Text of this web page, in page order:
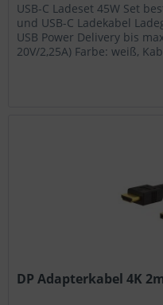
USB-C Ladeset 45W Set
und USB-C Ladekabel
USB Power Delivery bis
20V/2,25A) Farbe: weiß,
DP Adapterkabel 4K